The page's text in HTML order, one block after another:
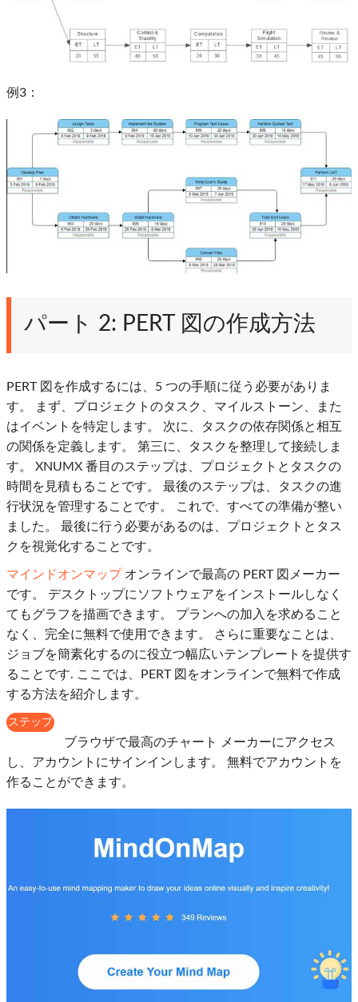
例3：
パート 2: PERT 図の作成方法
PERT 図を作成するには、5 つの手順に従う必要がありま
す。 まず、プロジェクトのタスク、マイルストーン、また
はイベントを特定します。 次に、タスクの依存関係と相互
の関係を定義します。 第三に、タスクを整理して接続しま
す。 XNUMX 番目のステップは、プロジェクトとタスクの
時間を見積もることです。 最後のステップは、タスクの進
行状況を管理することです。 これで、すべての準備が整い
ました。 最後に行う必要があるのは、プロジェクトとタス
クを視覚化することです。
マインドオンマップ オンラインで最高の PERT 図メーカー
です。 デスクトップにソフトウェアをインストールしなく
てもグラフを描画できます。 プランへの加入を求めること
なく、完全に無料で使用できます。 さらに重要なことは、
ジョブを簡素化するのに役立つ幅広いテンプレートを提供す
ることです. ここでは、PERT 図をオンラインで無料で作成
する方法を紹介します。
ステップ
ブラウザで最高のチャート メーカーにアクセス
し、アカウントにサインインします。 無料でアカウントを
作ることができます。